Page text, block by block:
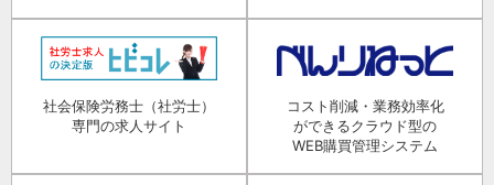
社会保険労務士（社労士）
専門の求人サイト
コスト削減・業務効率化
ができるクラウド型の
WEB購買管理システム